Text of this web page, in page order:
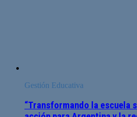
Gestión Educativa
“Transformando la escuela